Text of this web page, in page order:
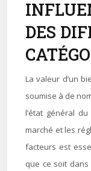
DES
La valeur d’un
soumise à de
l’état général
marché et les
facteurs est
que ce soit dans